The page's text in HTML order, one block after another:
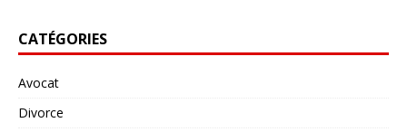
CATÉGORIES
Avocat
Divorce